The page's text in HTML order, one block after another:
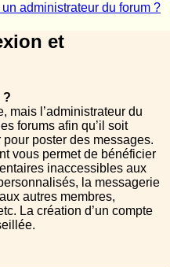
administrateur du forum ?
et
?
mais l’administrateur du
forums afin qu’il soit
poster des messages.
vous permet de bénéficier
inaccessibles aux
la messagerie
autres membres,
La création d’un compte